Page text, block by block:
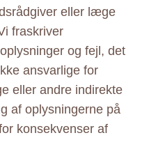
eller læge
fraskriver
og fejl, det
ansvarlige for
eller andre indirekte
af oplysningerne på
konsekvenser af